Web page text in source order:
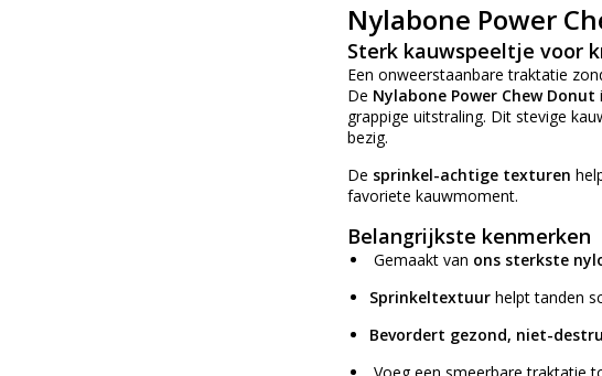
Nylabone Power
Sterk kauwspeeltje voor
Een onweerstaanbare traktatie
De Nylabone Power Chew Donut
grappige uitstraling. Dit stevige
bezig.
De sprinkel-achtige texturen
favoriete kauwmoment.
Belangrijkste kenmerken
Gemaakt van ons sterkste
Sprinkeltextuur helpt tanden
Bevordert gezond, niet-